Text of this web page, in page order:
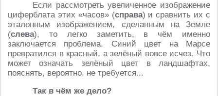
Если рассмотреть увеличенное изображение
циферблата этих «часов» (справа) и сравнить их с
эталонным изображением, сделанным на Земле
(слева), то легко заметить, в чём именно
заключается проблема. Синий цвет на Марсе
превратился в красный, а зелёный вовсе исчез. Что
может означать зелёный цвет в ландшафтах,
пояснять, вероятно, не требуется...
Так в чём же дело?